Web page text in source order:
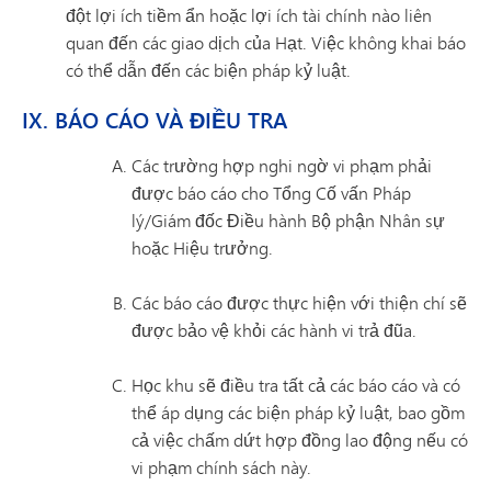
đột lợi ích tiềm ẩn hoặc lợi ích tài chính nào liên
quan đến các giao dịch của Hạt. Việc không khai báo
có thể dẫn đến các biện pháp kỷ luật.
IX. BÁO CÁO VÀ ĐIỀU TRA
Các trường hợp nghi ngờ vi phạm phải
được báo cáo cho Tổng Cố vấn Pháp
lý/Giám đốc Điều hành Bộ phận Nhân sự
hoặc Hiệu trưởng.
Các báo cáo được thực hiện với thiện chí sẽ
được bảo vệ khỏi các hành vi trả đũa.
Học khu sẽ điều tra tất cả các báo cáo và có
thể áp dụng các biện pháp kỷ luật, bao gồm
cả việc chấm dứt hợp đồng lao động nếu có
vi phạm chính sách này.